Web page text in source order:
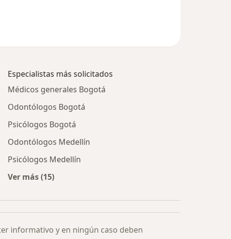
Especialistas más solicitados
Médicos generales Bogotá
Odontólogos Bogotá
Psicólogos Bogotá
Odontólogos Medellín
Psicólogos Medellín
Ver más (15)
informativo y en ningún caso deben